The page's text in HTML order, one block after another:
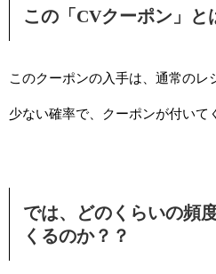
この「CVクーポン」と
このクーポンの入手は、通常のレ
少ない確率で、クーポンが付いて
では、どのくらいの頻
くるのか？？